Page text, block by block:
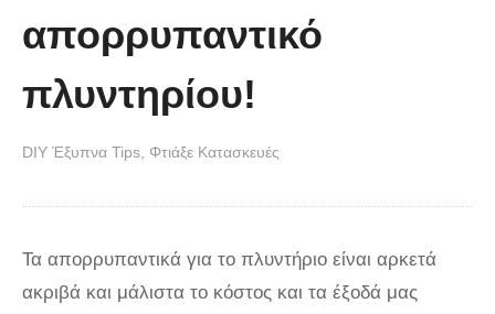
Εδώ θα δείτε πως να
φωτογραφιών
απορρυπαντικό
πλυντηρίου!
DIY Έξυπνα Tips Φτιάξε Κατασκευές
Τα απορρυπαντικά για το πλυντήριο είναι αρκετά
ακριβά και μάλιστα το κόστος και τα έξοδά μας